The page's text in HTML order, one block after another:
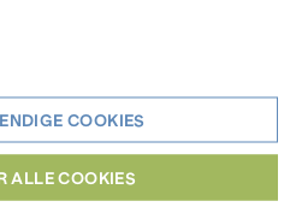
COOKIES
ALLE COOKIES